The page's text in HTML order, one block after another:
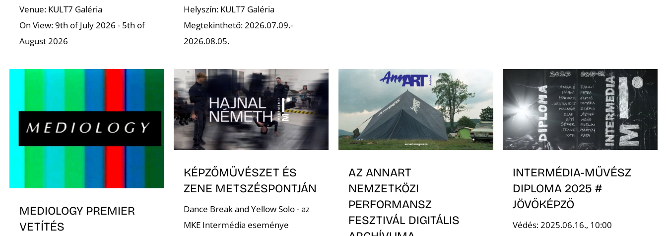
Venue: KULT7 Galéria
On View: 9th of July 2026 - 5th of
August 2026
Helyszín: KULT7 Galéria
Megtekinthető: 2026.07.09.-
2026.08.05.
MEDIOLOGY PREMIER
VETÍTÉS
KÉPZŐMŰVÉSZET ÉS
ZENE METSZÉSPONTJÁN
Dance Break and Yellow Solo - az
MKE Intermédia eseménye
AZ ANNART
NEMZETKÖZI
PERFORMANSZ
FESZTIVÁL DIGITÁLIS
INTERMÉDIA-MŰVÉSZ
DIPLOMA 2025 #
JÖVŐKÉPZŐ
Védés: 2025.06.16., 10:00